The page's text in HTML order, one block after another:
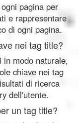
pagina per
e rappresentare
di ogni pagina.
nei tag title?
modo naturale,
chiave nei tag
di ricerca
dell'utente.
un tag title?